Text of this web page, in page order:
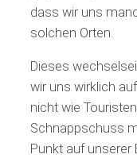
dass wir uns
solchen Orten.
Dieses
wir uns wirklich
nicht wie
Schnappschuss
Punkt auf unserer